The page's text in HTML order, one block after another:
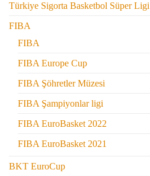
Türkiye Sigorta Basketbol Süper Ligi
FIBA
FIBA
FIBA Europe Cup
FIBA Şöhretler Müzesi
FIBA Şampiyonlar ligi
FIBA EuroBasket 2022
FIBA EuroBasket 2021
BKT EuroCup